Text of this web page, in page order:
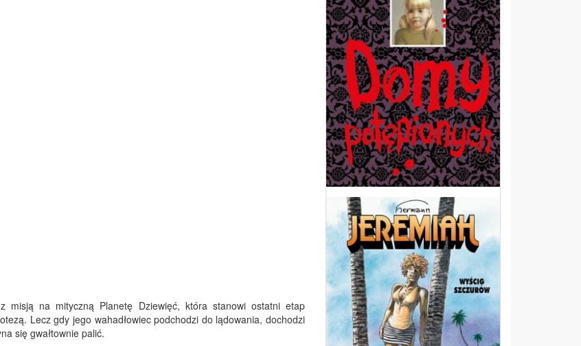
misją na mityczną Planetę Dziewięć, która stanowi ostatni etap
Lecz gdy jego wahadłowiec podchodzi do lądowania, dochodzi
się gwałtownie palić.